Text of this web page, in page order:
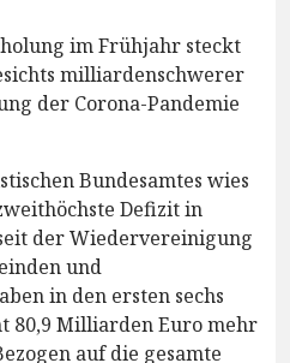
im Frühjahr steckt
milliardenschwerer
der Corona-Pandemie
Bundesamtes wies
Defizit in
der Wiedervereinigung
und
in den ersten sechs
80,9 Milliarden Euro mehr
auf die gesamte